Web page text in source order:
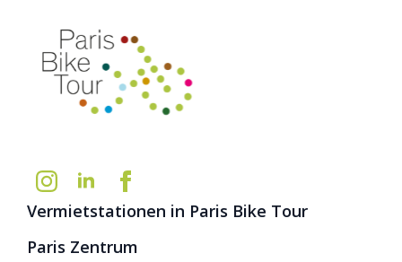
Vermietstationen in Paris Bike Tour
Paris Zentrum